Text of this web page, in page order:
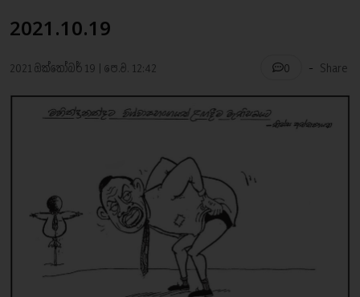
2021.10.19
2021 ඔක්තෝබර් 19 | පෙ.ව. 12:42 0 - Share